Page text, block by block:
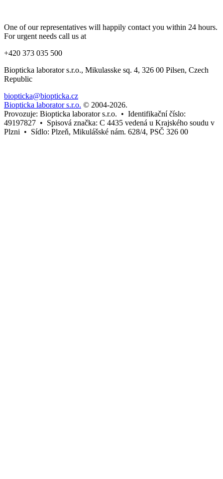
One of our representatives will happily contact you within 24 hours.
For urgent needs call us at
+420 373 035 500
Biopticka laborator s.r.o., Mikulasske sq. 4, 326 00 Pilsen, Czech
Republic
biopticka@biopticka.cz
Biopticka laborator s.r.o. © 2004-2026.
Provozuje: Biopticka laborator s.r.o. • Identifikační číslo:
49197827 • Spisová značka: C 4435 vedená u Krajského soudu v
Plzni • Sídlo: Plzeň, Mikulášské nám. 628/4, PSČ 326 00